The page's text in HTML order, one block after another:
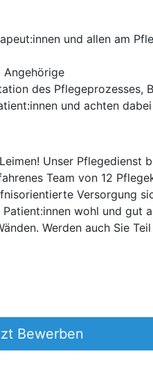
und allen am
Angehörige
des Pflegeprozesses,
und achten
Unser
Team von 12
Versorgung
wohl und gut
Werden auch Sie
Bewerben